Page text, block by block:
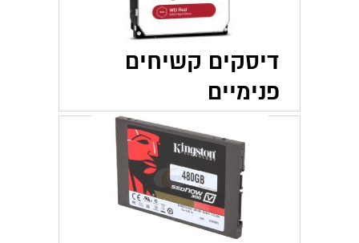
דיסקים קשיחים
פנימיים